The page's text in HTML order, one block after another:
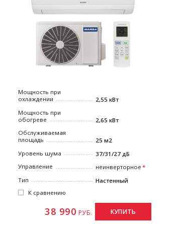
Мощность при
охлаждении
2,55 кВт
Мощность при
обогреве
2,65 кВт
Обслуживаемая
площадь
25 м2
Уровень шума
37/31/27 дБ
Управление
неинверторное
Тип
Настенный
К сравнению
38 990 РУБ. КУПИТЬ